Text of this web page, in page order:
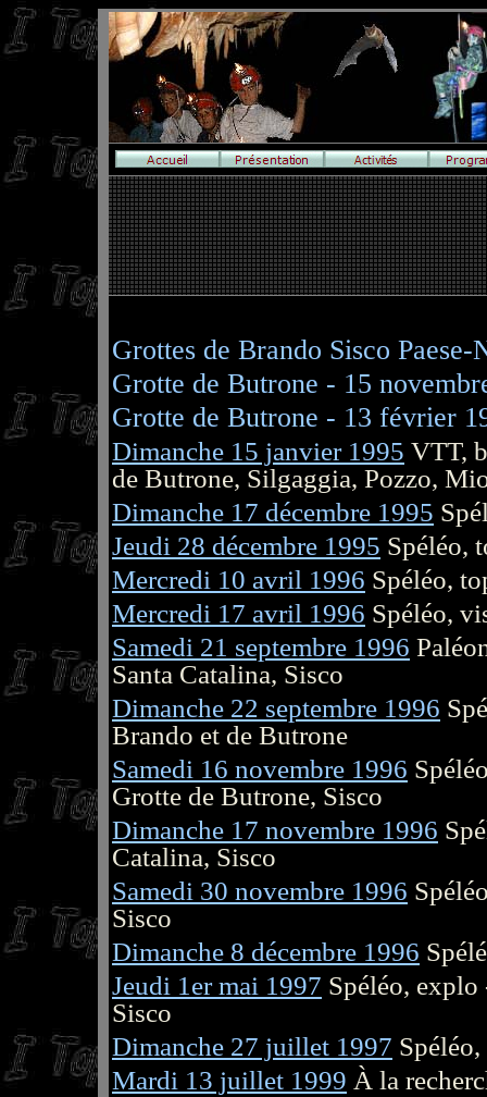
Grottes de Brando Sisco
Grotte de Butrone - 15
Grotte de Butrone - 13 février
Dimanche 15 janvier 1995 VTT,
de Butrone, Silgaggia, Pozzo,
Dimanche 17 décembre 1995
Jeudi 28 décembre 1995 Spéléo,
Mercredi 10 avril 1996 Spéléo,
Mercredi 17 avril 1996 Spéléo,
Samedi 21 septembre 1996
Santa Catalina, Sisco
Dimanche 22 septembre 1996
Brando et de Butrone
Samedi 16 novembre 1996
Grotte de Butrone, Sisco
Dimanche 17 novembre 1996
Catalina, Sisco
Samedi 30 novembre 1996
Sisco
Dimanche 8 décembre 1996
Jeudi 1er mai 1997 Spéléo,
Sisco
Dimanche 27 juillet 1997
Mardi 13 juillet 1999 À la